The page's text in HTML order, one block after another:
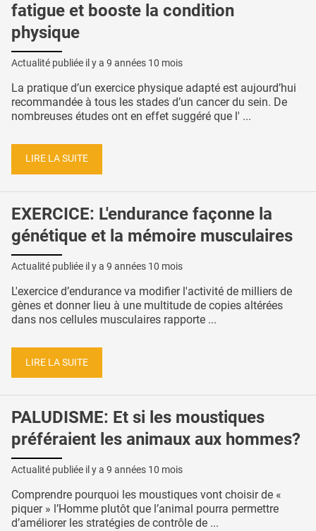
fatigue et booste la condition
physique
Actualité publiée il y a 9 années 10 mois
La pratique d’un exercice physique adapté est aujourd’hui
recommandée à tous les stades d’un cancer du sein. De
nombreuses études ont en effet suggéré que l' ...
LIRE LA SUITE
EXERCICE: L'endurance façonne la
génétique et la mémoire musculaires
Actualité publiée il y a 9 années 10 mois
L'exercice d’endurance va modifier l'activité de milliers de
gènes et donner lieu à une multitude de copies altérées
dans nos cellules musculaires rapporte ...
LIRE LA SUITE
PALUDISME: Et si les moustiques
préféraient les animaux aux hommes?
Actualité publiée il y a 9 années 10 mois
Comprendre pourquoi les moustiques vont choisir de «
piquer » l’Homme plutôt que l’animal pourra permettre
d’améliorer les stratégies de contrôle de ...